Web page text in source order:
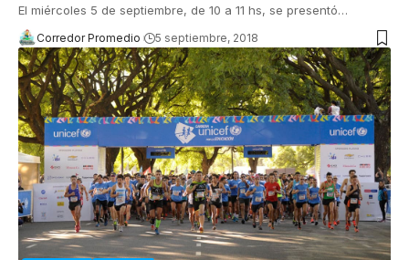
El miércoles 5 de septiembre, de 10 a 11 hs, se presentó…
Corredor Promedio 5 septiembre, 2018